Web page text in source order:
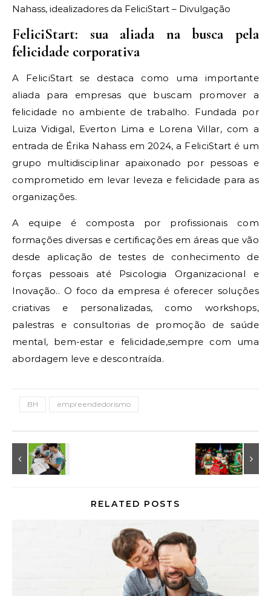
Nahass, idealizadores da FeliciStart – Divulgação
FeliciStart: sua aliada na busca pela
felicidade corporativa
A FeliciStart se destaca como uma importante
aliada para empresas que buscam promover a
felicidade no ambiente de trabalho. Fundada por
Luiza Vidigal, Everton Lima e Lorena Villar, com a
entrada de Érika Nahass em 2024, a FeliciStart é um
grupo multidisciplinar apaixonado por pessoas e
comprometido em levar leveza e felicidade para as
organizações.
A equipe é composta por profissionais com
formações diversas e certificações em áreas que vão
desde aplicação de testes de conhecimento de
forças pessoais até Psicologia Organizacional e
Inovação.. O foco da empresa é oferecer soluções
criativas e personalizadas, como workshops,
palestras e consultorias de promoção de saúde
mental, bem-estar e felicidade,sempre com uma
abordagem leve e descontraída.
BH empreendedorismo
RELATED POSTS